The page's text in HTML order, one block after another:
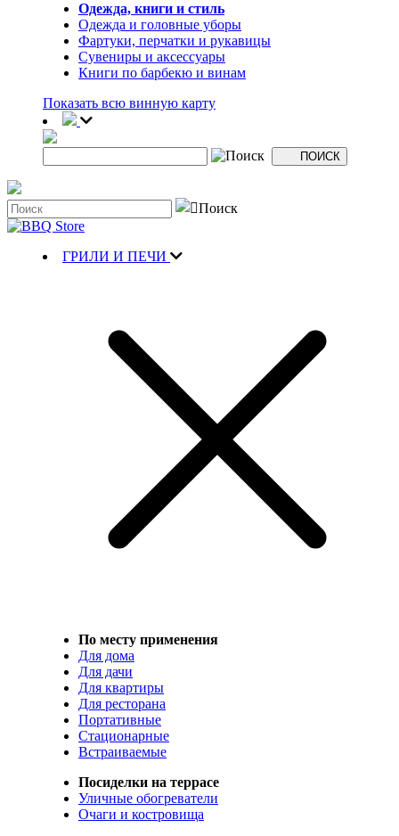
Одежда, книги и стиль
Одежда и головные уборы
Фартуки, перчатки и рукавицы
Сувениры и аксессуары
Книги по барбекю и винам
Показать всю винную карту
ГРИЛИ И ПЕЧИ
По месту применения
Для дома
Для дачи
Для квартиры
Для ресторана
Портативные
Стационарные
Встраиваемые
Посиделки на террасе
Уличные обогреватели
Очаги и костровища